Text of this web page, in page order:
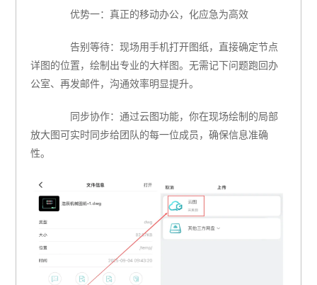
优势一：真正的移动办公，化应急为高效
告别等待：现场用手机打开图纸，直接确定节点
详图的位置，绘制出专业的大样图。无需记下问题跑回办
公室、再发邮件，沟通效率明显提升。
同步协作：通过云图功能，你在现场绘制的局部
放大图可实时同步给团队的每一位成员，确保信息准确
性。